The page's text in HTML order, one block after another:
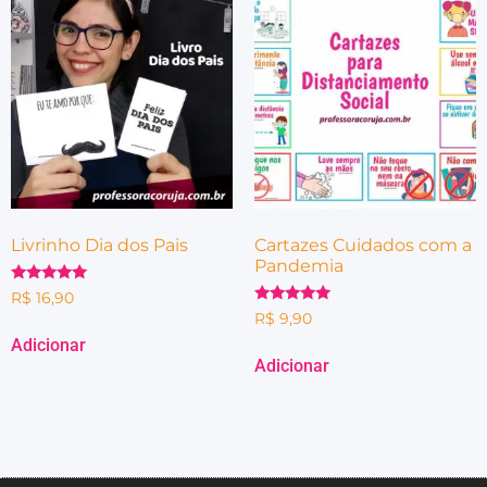
Livrinho Dia dos Pais
Avaliação
5.00
R$ 16,90
Adicionar
Cartazes Cuidados com a
Pandemia
Avaliação
5.00
R$ 9,90
Adicionar